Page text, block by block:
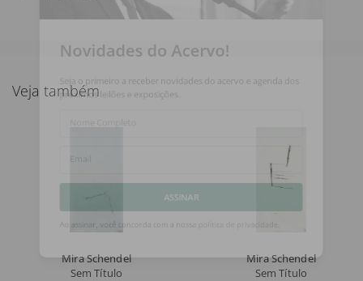
Veja também
Mira Schendel
Sem Título
Mira Schendel
Sem Título
Novidades do Acervo!
Seja o primeiro a receber novidades do acervo e agenda dos
próximos leilões e exposições.